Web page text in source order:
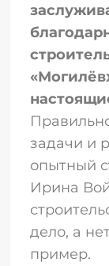
задачи и
опытный
Ирина
дело, а
пример.